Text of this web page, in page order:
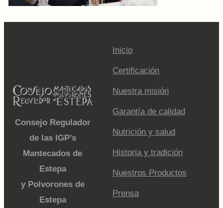
Consejo Regulador
de las IGP’s
Mantecados de
Estepa
y Polvorones de
Estepa
Inicio
Certificación
Nuestra misión
Garantía de calidad
Nutrición y salud
Historia y tradición
Nuestros Productos
Prensa